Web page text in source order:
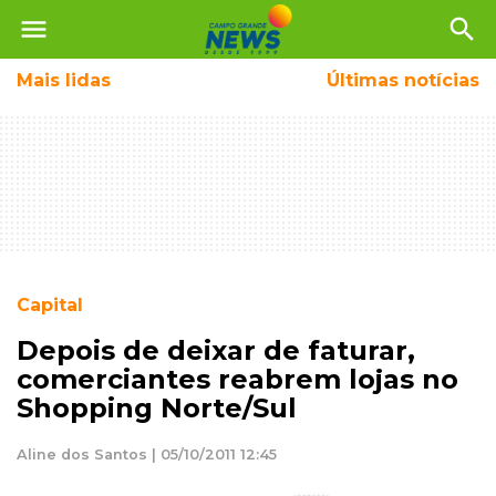
menu search
Mais lidas Últimas notícias
Capital
Depois de deixar de faturar,
comerciantes reabrem lojas no
Shopping Norte/Sul
Aline dos Santos | 05/10/2011 12:45